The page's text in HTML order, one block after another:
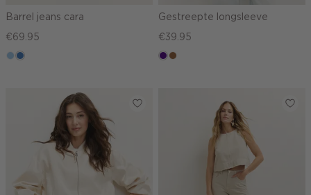
Barrel jeans cara
€69.95
blauw,
blauw,
Gestreepte longsleeve
€39.95
indigo
deepmocca